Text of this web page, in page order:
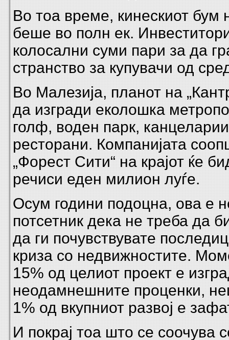
Во тоа време, кинескиот бум
беше во полн ек.
колосални суми пари за да
странство за купувачи од
Во Малезија, планот на
да изгради еколошка
голф, воден парк,
ресторани. Компанијата
„Форест Сити“ на крајот ќе
речиси еден милион луѓе.
Осум години подоцна, ова е
потсетник дека не треба да
да ги почувствувате
криза со недвижностите.
15% од целиот проект е
неодамнешните проценки,
1% од вкупниот развој е
И покрај тоа што се соочува